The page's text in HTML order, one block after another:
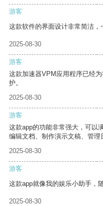
游客
这款软件的界面设计非常简洁，
2025-08-30
游客
这款加速器VPM应用程序已经
护。
2025-08-30
游客
这款app的功能非常强大，可以
编辑文档、制作演示文稿、管理
2025-08-30
游客
这款app就像我的娱乐小助手，
2025-08-30